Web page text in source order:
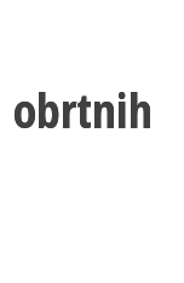
obrtnih